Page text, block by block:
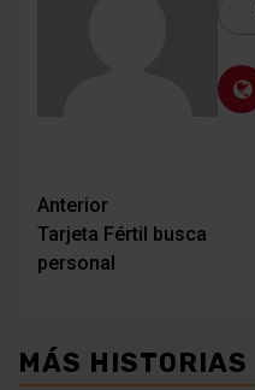
Navegación
de
Anterior
Tarjeta Fértil busca
personal
MÁS HISTORIAS